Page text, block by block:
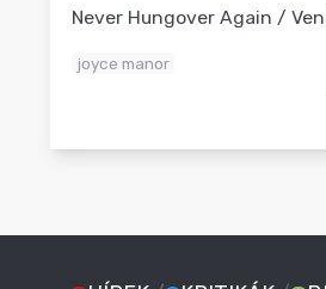
Never Hungover Again /
joyce manor